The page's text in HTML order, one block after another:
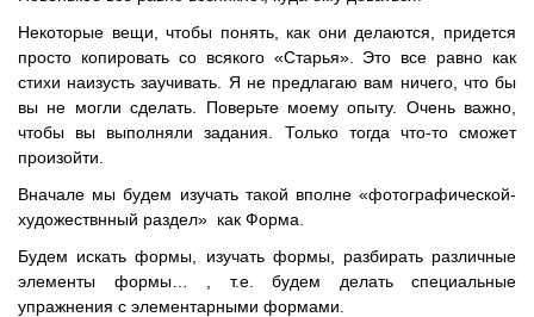
Некоторые вещи, чтобы понять, как они делаются, придется
просто копировать со всякого «Старья». Это все равно как
стихи наизусть заучивать. Я не предлагаю вам ничего, что бы
вы не могли сделать. Поверьте моему опыту. Очень важно,
чтобы вы выполняли задания. Только тогда что-то сможет
произойти.
Вначале мы будем изучать такой вполне «фотографической-
художествнный раздел» как Форма.
Будем искать формы, изучать формы, разбирать различные
элементы формы… , т.е. будем делать специальные
упражнения с элементарными формами.